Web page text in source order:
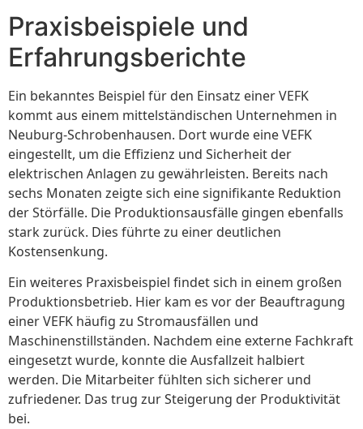
Praxisbeispiele und
Erfahrungsberichte
Ein bekanntes Beispiel für den Einsatz einer VEFK
kommt aus einem mittelständischen Unternehmen in
Neuburg-Schrobenhausen. Dort wurde eine VEFK
eingestellt, um die Effizienz und Sicherheit der
elektrischen Anlagen zu gewährleisten. Bereits nach
sechs Monaten zeigte sich eine signifikante Reduktion
der Störfälle. Die Produktionsausfälle gingen ebenfalls
stark zurück. Dies führte zu einer deutlichen
Kostensenkung.
Ein weiteres Praxisbeispiel findet sich in einem großen
Produktionsbetrieb. Hier kam es vor der Beauftragung
einer VEFK häufig zu Stromausfällen und
Maschinenstillständen. Nachdem eine externe Fachkraft
eingesetzt wurde, konnte die Ausfallzeit halbiert
werden. Die Mitarbeiter fühlten sich sicherer und
zufriedener. Das trug zur Steigerung der Produktivität
bei.